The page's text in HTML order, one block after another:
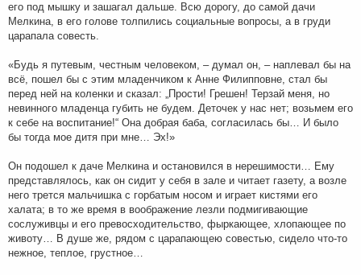
его под мышку и зашагал дальше. Всю дорогу, до самой дачи
Мелкина, в его голове толпились социальные вопросы, а в груди
царапала совесть.
«Будь я путевым, честным человеком, – думал он, – наплевал бы на
всё, пошел бы с этим младенчиком к Анне Филипповне, стал бы
перед ней на коленки и сказал: „Прости! Грешен! Терзай меня, но
невинного младенца губить не будем. Деточек у нас нет; возьмем его
к себе на воспитание!“ Она добрая баба, согласилась бы… И было
бы тогда мое дитя при мне… Эх!»
Он подошел к даче Мелкина и остановился в нерешимости… Ему
представлялось, как он сидит у себя в зале и читает газету, а возле
него трется мальчишка с горбатым носом и играет кистями его
халата; в то же время в воображение лезли подмигивающие
сослуживцы и его превосходительство, фыркающее, хлопающее по
животу… В душе же, рядом с царапающею совестью, сидело что-то
нежное, теплое, грустное…